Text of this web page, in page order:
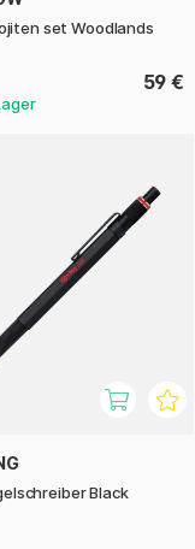
set Woodlands
59 €
Black